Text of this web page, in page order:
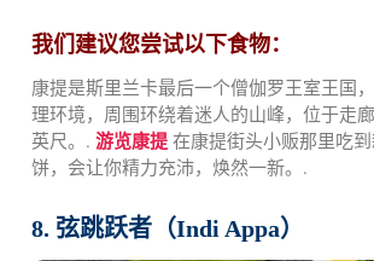
我们建议您尝试以下食物：
康提是斯里兰卡最后一个僧伽罗王室王国
理环境，周围环绕着迷人的山峰，位于走
英尺。. 游览康提 在康提街头小贩那里吃
饼，会让你精力充沛，焕然一新。.
8. 弦跳跃者（Indi Appa）